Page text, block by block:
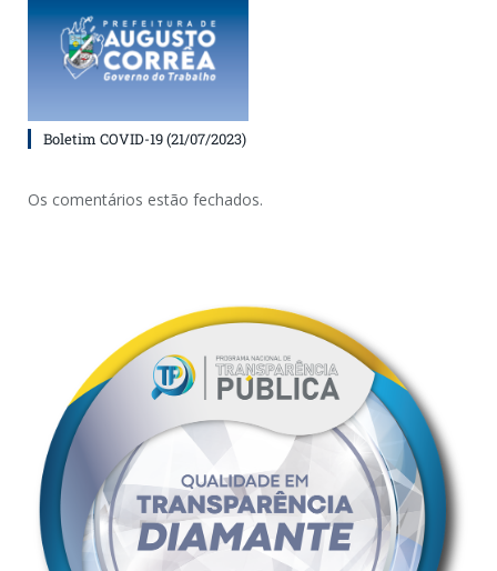
Boletim COVID-19 (21/07/2023)
Os comentários estão fechados.